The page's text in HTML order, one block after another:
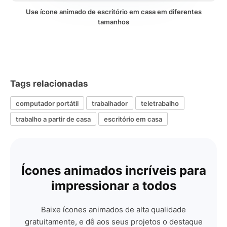
Use ícone animado de escritório em casa em diferentes
tamanhos
Tags relacionadas
computador portátil trabalhador
teletrabalho
trabalho a partir de casa
escritório em casa
Ícones animados incríveis para
impressionar a todos
Baixe ícones animados de alta qualidade
gratuitamente, e dê aos seus projetos o destaque